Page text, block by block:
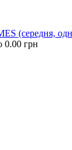
(середня,
0.00 грн